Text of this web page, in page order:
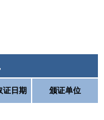
证日期 颁证单位